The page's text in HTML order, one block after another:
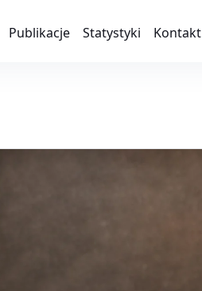
Publikacje Statystyki Kontakt